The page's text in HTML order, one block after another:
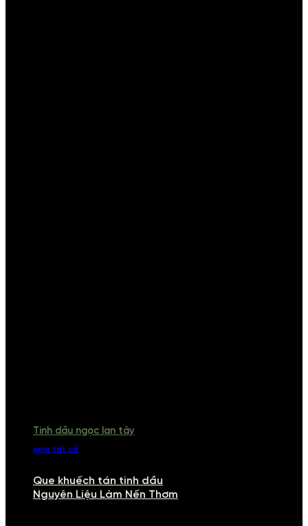
Tinh dầu ngọc lan tây
xem tất cả
Que khuếch tán tinh dầu
Nguyên Liệu Làm Nến Thơm